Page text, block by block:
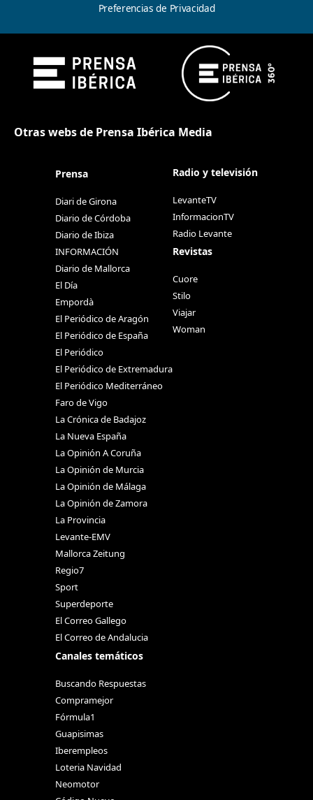
Preferencias de Privacidad
Otras webs de Prensa Ibérica Media
Prensa
Diari de Girona
Diario de Córdoba
Diario de Ibiza
INFORMACIÓN
Diario de Mallorca
El Día
Empordà
El Periódico de Aragón
El Periódico de España
El Periódico
El Periódico de Extremadura
El Periódico Mediterráneo
Faro de Vigo
La Crónica de Badajoz
La Nueva España
La Opinión A Coruña
La Opinión de Murcia
La Opinión de Málaga
La Opinión de Zamora
La Provincia
Levante-EMV
Mallorca Zeitung
Regio7
Sport
Superdeporte
El Correo Gallego
El Correo de Andalucia
Canales temáticos
Buscando Respuestas
Compramejor
Fórmula1
Guapisimas
Iberempleos
Loteria Navidad
Neomotor
Radio y televisión
LevanteTV
InformacionTV
Radio Levante
Revistas
Cuore
Stilo
Viajar
Woman